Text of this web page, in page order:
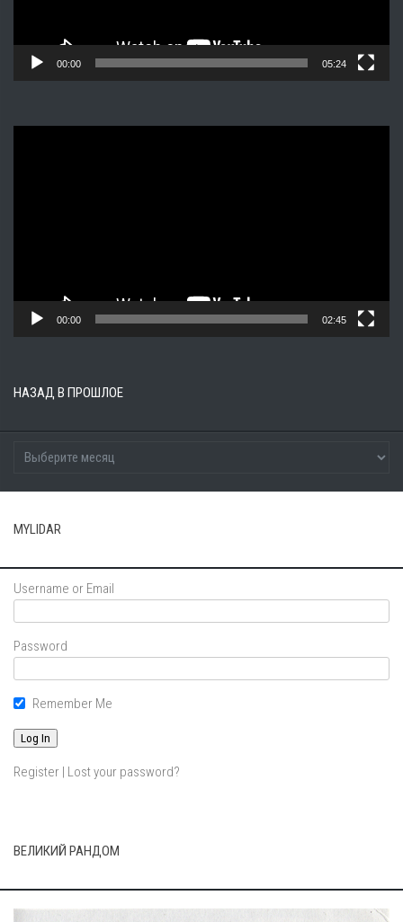
00:00 05:24
00:00 02:45
НАЗАД В ПРОШЛОЕ
MYLIDAR
Username or Email
Password
Remember Me
Register | Lost your password?
ВЕЛИКИЙ РАНДОМ